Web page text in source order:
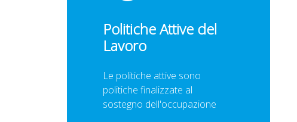
Politiche Attive del
Lavoro
Le politiche attive sono
politiche finalizzate al
sostegno dell'occupazione